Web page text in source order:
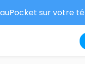
sur votre